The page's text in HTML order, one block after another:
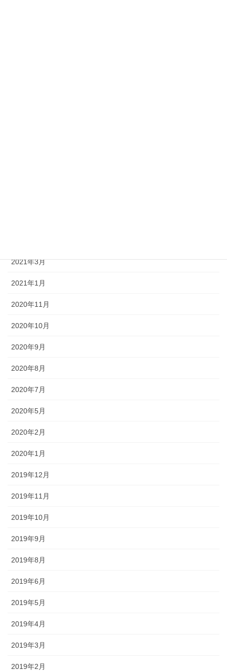
2021年3月
2021年1月
2020年11月
2020年10月
2020年9月
2020年8月
2020年7月
2020年5月
2020年2月
2020年1月
2019年12月
2019年11月
2019年10月
2019年9月
2019年8月
2019年6月
2019年5月
2019年4月
2019年3月
2019年2月